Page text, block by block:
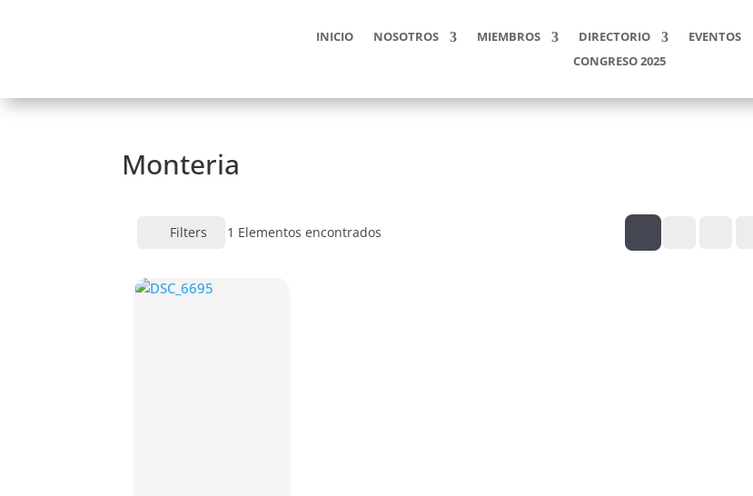
INICIO NOSOTROS MIEMBROS DIRECTORIO EVENTOS
CONGRESO 2025
Monteria
Filters 1 Elementos encontrados